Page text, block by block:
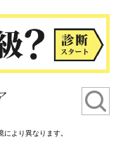
より異なります。